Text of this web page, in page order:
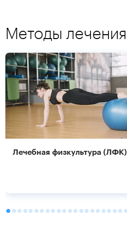
Подробнее
Методы лечения
Лечебная физкультура (ЛФК)